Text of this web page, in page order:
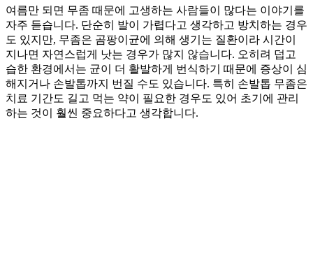
여름만 되면 무좀 때문에 고생하는 사람들이 많다는 이야기를
자주 듣습니다. 단순히 발이 가렵다고 생각하고 방치하는 경우
도 있지만, 무좀은 곰팡이균에 의해 생기는 질환이라 시간이
지나면 자연스럽게 낫는 경우가 많지 않습니다. 오히려 덥고
습한 환경에서는 균이 더 활발하게 번식하기 때문에 증상이 심
해지거나 손발톱까지 번질 수도 있습니다. 특히 손발톱 무좀은
치료 기간도 길고 먹는 약이 필요한 경우도 있어 초기에 관리
하는 것이 훨씬 중요하다고 생각합니다.